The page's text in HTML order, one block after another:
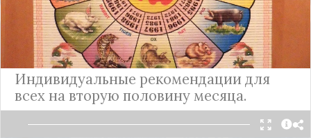
Китайский гороскоп с 16 по 30
сентября
Индивидуальные рекомендации для
всех на вторую половину месяца.